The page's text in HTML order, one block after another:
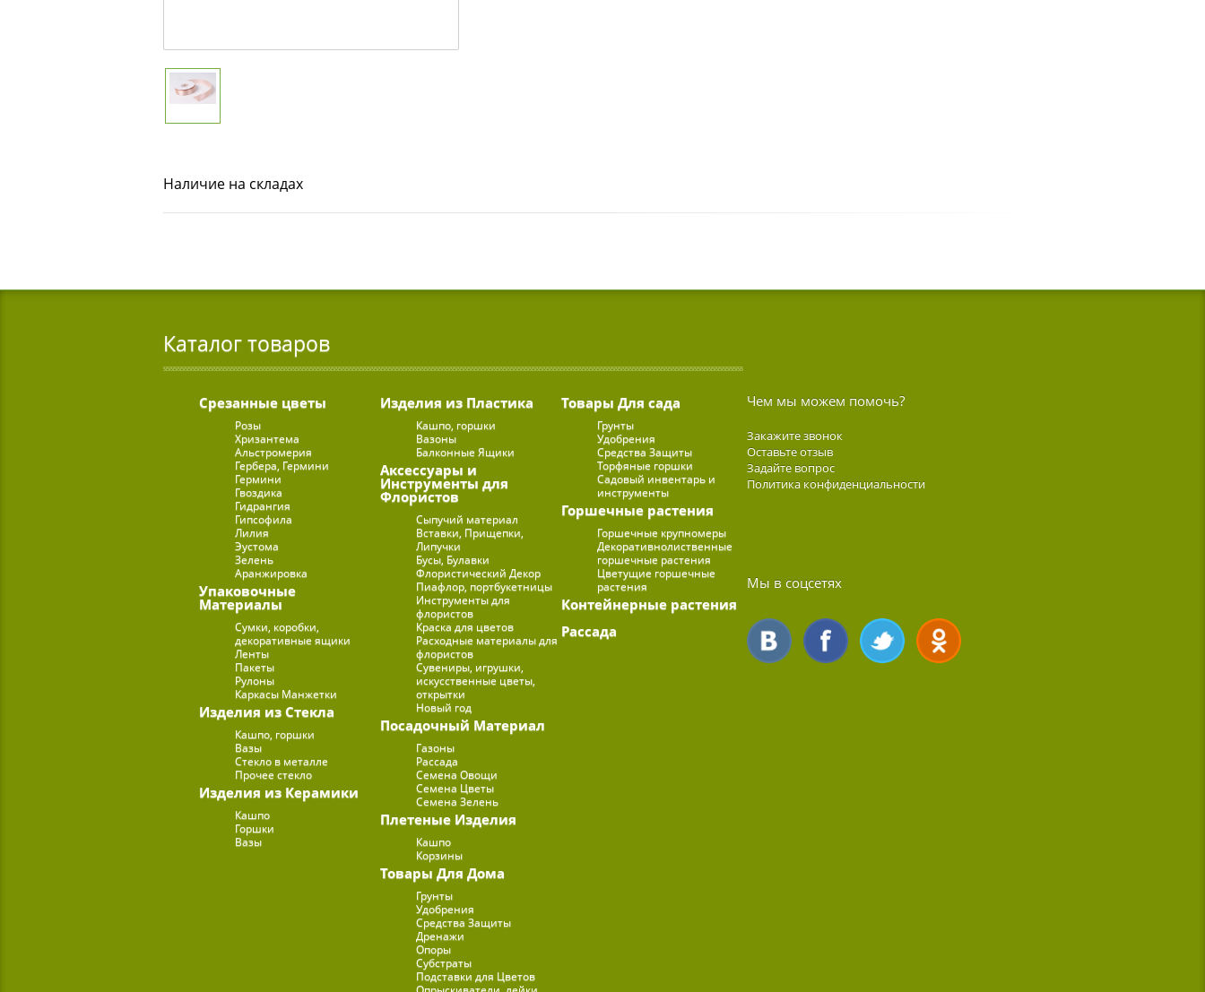
Наличие на складах
Каталог товаров
Срезанные цветы
Розы
Хризантема
Альстромерия
Гербера, Гермини
Гермини
Гвоздика
Гидрангия
Гипсофила
Лилия
Эустома
Зелень
Аранжировка
Упаковочные
Материалы
Сумки, коробки,
декоративные ящики
Ленты
Пакеты
Рулоны
Каркасы Манжетки
Изделия из Стекла
Кашпо, горшки
Вазы
Стекло в металле
Прочее стекло
Изделия из Керамики
Кашпо
Горшки
Вазы
Изделия из Пластика
Кашпо, горшки
Вазоны
Балконные Ящики
Аксессуары и
Инструменты для
Флористов
Сыпучий материал
Вставки, Прищепки,
Липучки
Бусы, Булавки
Флористический Декор
Пиафлор, портбукетницы
Инструменты для
флористов
Краска для цветов
Расходные материалы для
флористов
Сувениры, игрушки,
искусственные цветы,
открытки
Новый год
Посадочный Материал
Газоны
Рассада
Семена Овощи
Семена Цветы
Семена Зелень
Плетеные Изделия
Кашпо
Корзины
Товары Для Дома
Грунты
Удобрения
Средства Защиты
Дренажи
Опоры
Субстраты
Подставки для Цветов
Товары Для сада
Грунты
Удобрения
Средства Защиты
Торфяные горшки
Садовый инвентарь и
инструменты
Горшечные растения
Горшечные крупномеры
Декоративнолиственные
горшечные растения
Цветущие горшечные
растения
Контейнерные растения
Рассада
Чем мы можем помочь?
Закажите звонок
Оставьте отзыв
Задайте вопрос
Политика конфиденциальности
Мы в соцсетях